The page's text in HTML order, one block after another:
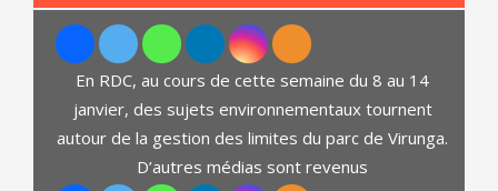
En RDC, au cours de cette semaine du 8 au 14
janvier, des sujets environnementaux tournent
autour de la gestion des limites du parc de Virunga.
D’autres médias sont revenus